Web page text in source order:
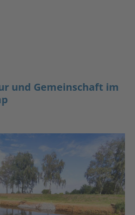
und Gemeinschaft im